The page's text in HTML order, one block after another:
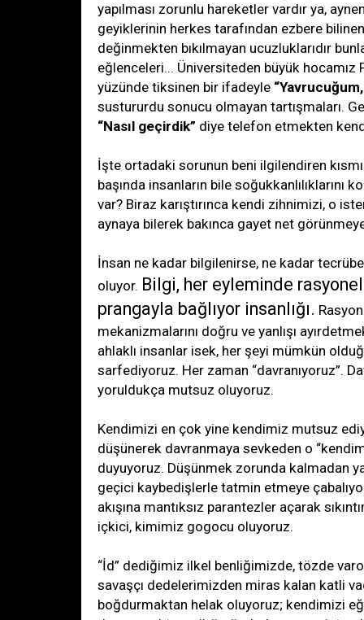
yapılması zorunlu hareketler vardır ya,
geyiklerinin herkes tarafından ezbere bilinen
değinmekten bıkılmayan ucuzluklarıdır
eğlenceleri... Üniversiteden büyük hocamız
yüzünde tiksinen bir ifadeyle
sustururdu sonucu olmayan tartışmaları.
“Nasıl geçirdik” diye telefon etmekten
İşte ortadaki sorunun beni ilgilendiren
başında insanların bile soğukkanlılıklarını
var? Biraz karıştırınca kendi zihnimizi, o
aynaya bilerek bakınca gayet net
İnsan ne kadar bilgilenirse, ne kadar
oluyor. Bilgi, her eyleminde
prangayla bağlıyor insanlığı.
mekanizmalarını doğru ve yanlışı
ahlaklı insanlar isek, her şeyi mümkün
sarfediyoruz. Her zaman “davranıyoruz”.
yoruldukça mutsuz oluyoruz.
Kendimizi en çok yine kendimiz mutsuz
düşünerek davranmaya sevkeden o
duyuyoruz. Düşünmek zorunda kalmadan
geçici kaybedişlerle tatmin etmeye
akışına mantıksız parantezler açarak
içkici, kimimiz gogocu oluyoruz.
“İd” dediğimiz ilkel benliğimizde, tözde
savaşçı dedelerimizden miras kalan katli
boğdurmaktan helak oluyoruz; kendimizi